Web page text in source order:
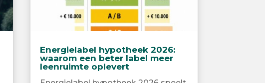
Energielabel hypotheek 2026:
waarom een beter label meer
leenruimte oplevert